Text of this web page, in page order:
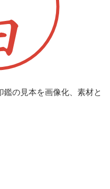
の見本を画像化、素材と